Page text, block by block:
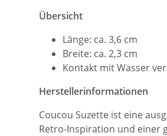
Übersicht
Länge: ca. 3,6 cm
Breite: ca. 2,3 cm
Kontakt mit Wasser
Herstellerinformationen
Coucou Suzette ist eine
Retro-Inspiration und einer